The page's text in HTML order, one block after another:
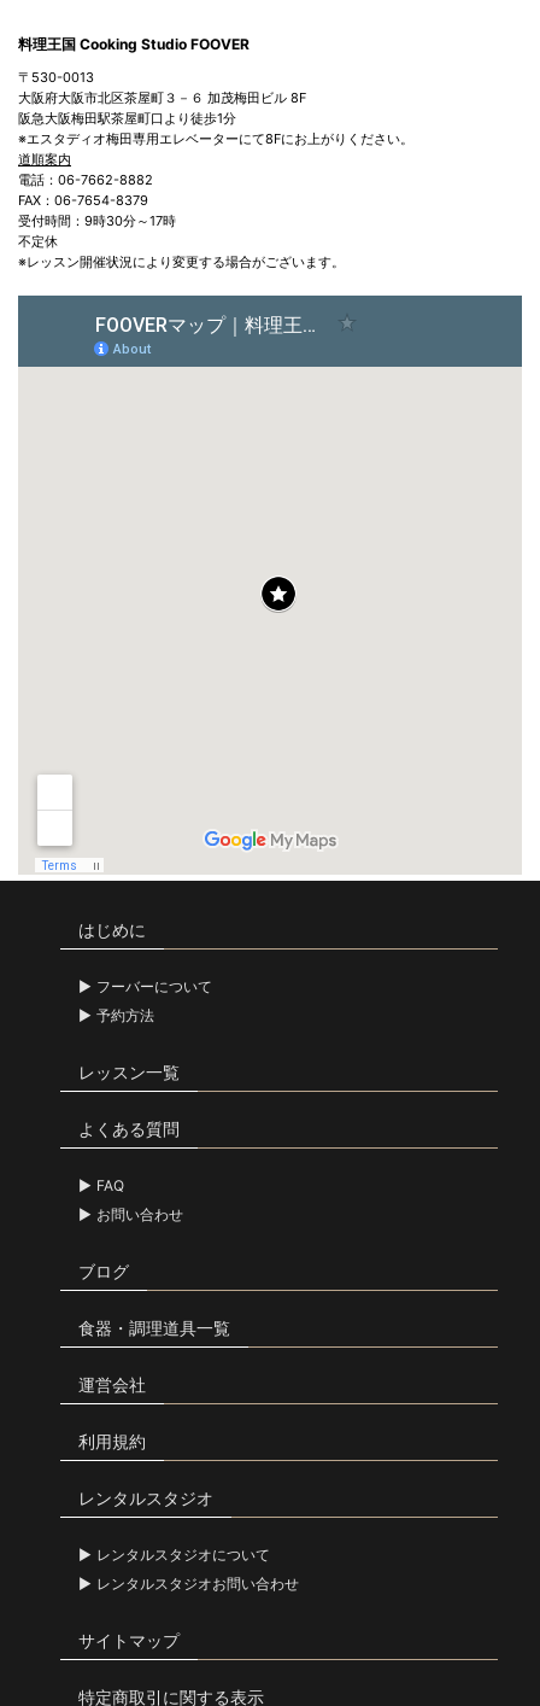
料理王国 Cooking Studio FOOVER
〒530-0013
大阪府大阪市北区茶屋町３－６ 加茂梅田ビル 8F
阪急大阪梅田駅茶屋町口より徒歩1分
※エスタディオ梅田専用エレベーターにて8Fにお上がりください。
道順案内
電話：06-7662-8882
FAX：06-7654-8379
受付時間：9時30分～17時
不定休
※レッスン開催状況により変更する場合がございます。
はじめに
フーバーについて
予約方法
レッスン一覧
よくある質問
FAQ
お問い合わせ
ブログ
食器・調理道具一覧
運営会社
利用規約
レンタルスタジオ
レンタルスタジオについて
レンタルスタジオお問い合わせ
サイトマップ
特定商取引に関する表示